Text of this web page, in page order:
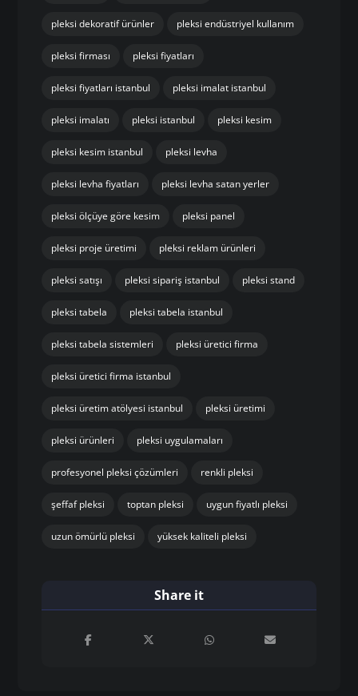
pleksi dekoratif ürünler pleksi endüstriyel kullanım
pleksi firması pleksi fiyatları
pleksi fiyatları istanbul pleksi imalat istanbul
pleksi imalatı pleksi istanbul pleksi kesim
pleksi kesim istanbul pleksi levha
pleksi levha fiyatları pleksi levha satan yerler
pleksi ölçüye göre kesim pleksi panel
pleksi proje üretimi pleksi reklam ürünleri
pleksi satışı pleksi sipariş istanbul pleksi stand
pleksi tabela pleksi tabela istanbul
pleksi tabela sistemleri pleksi üretici firma
pleksi üretici firma istanbul
pleksi üretim atölyesi istanbul pleksi üretimi
pleksi ürünleri pleksi uygulamaları
profesyonel pleksi çözümleri renkli pleksi
şeffaf pleksi toptan pleksi uygun fiyatlı pleksi
uzun ömürlü pleksi yüksek kaliteli pleksi